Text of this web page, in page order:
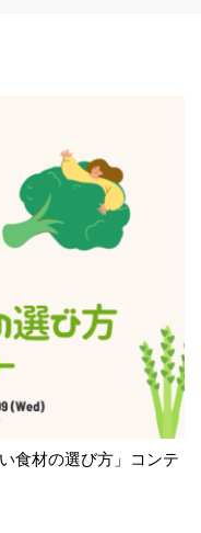
食材の選び方」コンテ